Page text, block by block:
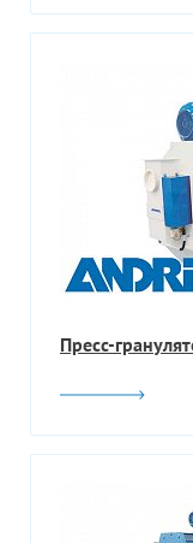
Пресс-